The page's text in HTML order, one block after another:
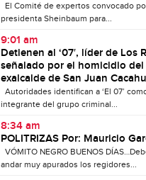
El Comité de expertos convocado
presidenta Sheinbaum para...
9:01 am
Detienen al ‘07′, líder de Los
señalado por el homicidio del
exalcalde de San Juan
Autoridades identifican a ‘El 07’
integrante del grupo criminal...
8:34 am
POLITRIZAS Por: Mauricio
VÓMITO NEGRO BUENOS
andar muy apurados los regidores...